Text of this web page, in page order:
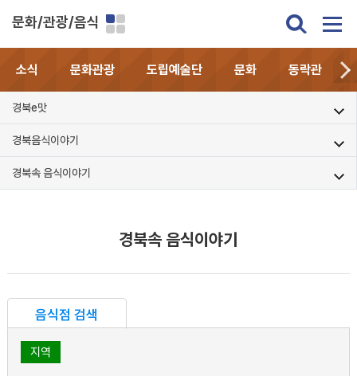
문화/관광/음식
소식 문화관광 도립예술단 문화 동락관
경북e맛
경북음식이야기
경북속 음식이야기
경북속 음식이야기
음식점 검색
지역